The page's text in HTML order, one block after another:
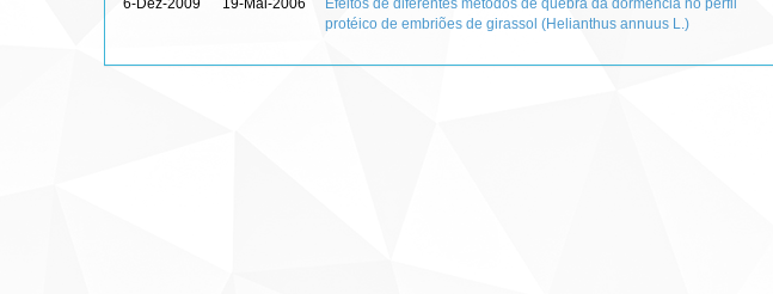
6-Dez-2009 19-Mai-2006
Efeitos de diferentes métodos de quebra da dormência no perfil
protéico de embriões de girassol (Helianthus annuus L.)